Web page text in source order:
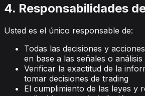
4. Responsabilidades
Usted es el único responsable de:
Todas las decisiones y
en base a las señales o
Verificar la exactitud de la
tomar decisiones de trading
El cumplimiento de las leyes y